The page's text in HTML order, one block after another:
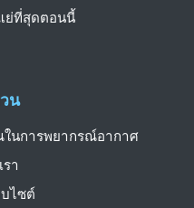
น
นการพยากรณ์อากาศ
า
บไซต์
ย่ที่สุดตอนนี้